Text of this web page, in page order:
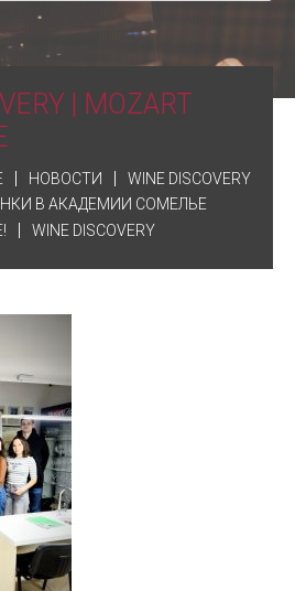
| MOZART
НОВОСТИ
WINE DISCOVERY
В АКАДЕМИИ СОМЕЛЬЕ
WINE DISCOVERY